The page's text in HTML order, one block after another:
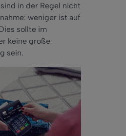
in der Regel nicht
weniger ist auf
sollte im
keine große
sein.